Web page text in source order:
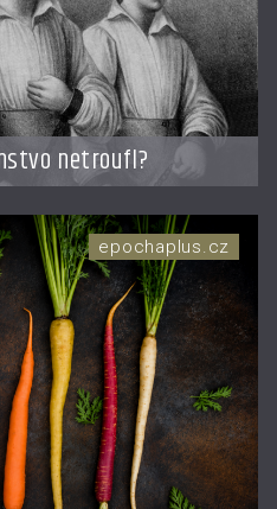
netroufl?
epochaplus.cz